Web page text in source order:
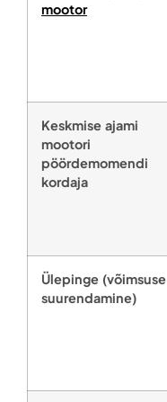
mootor
Keskmise ajami
mootori
pöördemomendi
kordaja
Ülepinge (võimsuse
suurendamine)